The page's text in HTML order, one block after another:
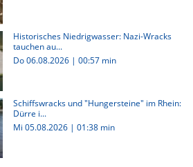
Historisches Niedrigwasser: Nazi-Wracks
tauchen au...
Do 06.08.2026 | 00:57 min
Schiffswracks und "Hungersteine" im Rhein:
Dürre i...
Mi 05.08.2026 | 01:38 min